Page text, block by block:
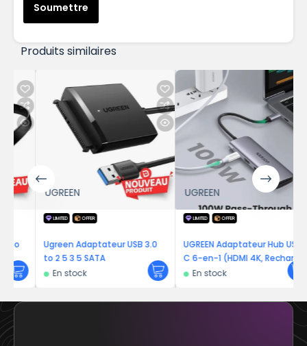
Soumettre
Produits similaires
UGREEN
LIMITED OFFER
Ugreen Adaptateur USB 3.0
to 2 5 3 5 SATA
En stock
UGREEN
LIMITED OFFER
UGREEN Adaptateur Hub USB
C 6-en-1 (HDMI 4K, Recharge
PD 100W)
En stock